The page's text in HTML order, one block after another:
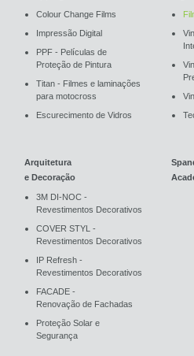
Colour Change Films
Impressão Digital
PPF - Películas de
Proteção de Pintura
Titan - Filmes e laminações
para motocross
Escurecimento de Vidros
Arquitetura
e Decoração
3M DI-NOC -
Revestimentos Decorativos
COVER STYL -
Revestimentos Decorativos
IP Refresh -
Revestimentos Decorativos
FACADE -
Renovação de Fachadas
Proteção Solar e
Segurança